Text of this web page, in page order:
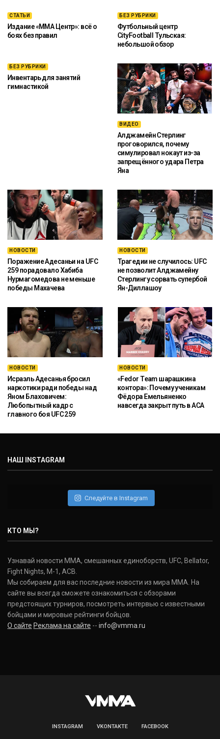
СТАТЬИ
Издание «ММА Центр»: всё о
боях без правил
БЕЗ РУБРИКИ
Футбольный центр
CityFootball Тульская:
небольшой обзор
БЕЗ РУБРИКИ
Инвентарь для занятий
гимнастикой
ВИДЕО
Алджамейн Стерлинг
проговорился, почему
симулировал нокаут из-за
запрещённого удара Петра
Яна
НОВОСТИ
Поражение Адесаньи на UFC
259 порадовало Хабиба
Нурмагомедова не меньше
победы Махачева
НОВОСТИ
Трагедии не случилось: UFC
не позволит Алджамейну
Стерлингу сорвать супербой
Ян-Диллашоу
НОВОСТИ
Исраэль Адесанья бросил
наркотики ради победы над
Яном Блаховичем:
Любопытный кадр с
главного боя UFC 259
НОВОСТИ
«Fedor Team шарашкина
контора»: Почему ученикам
Фёдора Емельяненко
навсегда закрыт путь в ACA
НАШ INSTAGRAM
Следуйте в Instagram
КТО МЫ?
Узнавай новости ММА, смешанных единоборств, UFC, Bellator,
Fight Nights, M-1, ACB.
Мы собираем для вас последние новости из мира ММА. На
сайте вы всегда сможете ознакомиться с обзорами
предстоящих турниров, посмотреть интервью с известными
бойцами и мировые рейтинги бойцов.
О сайте Реклама на сайте -- info@vmma.ru
INSTAGRAM VKONTAKTE FACEBOOK